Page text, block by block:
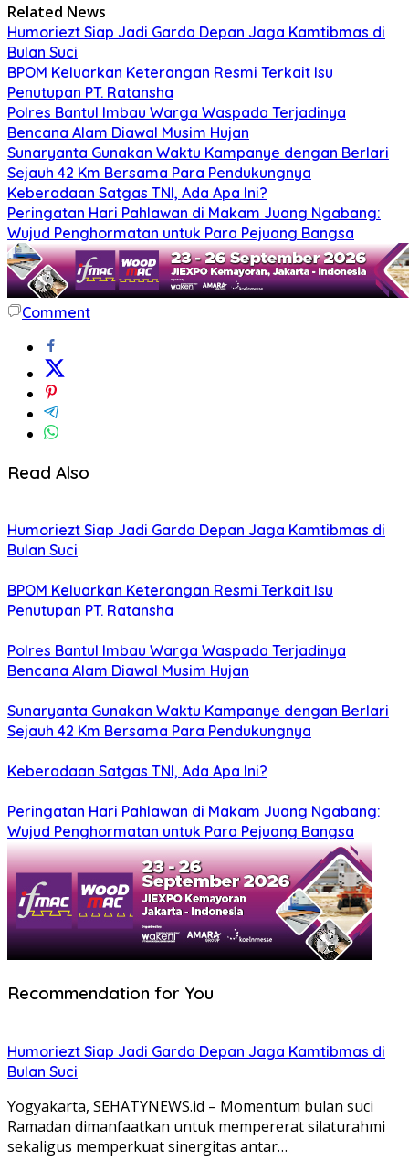
Related News
Humoriezt Siap Jadi Garda Depan Jaga Kamtibmas di
Bulan Suci
BPOM Keluarkan Keterangan Resmi Terkait Isu
Penutupan PT. Ratansha
Polres Bantul Imbau Warga Waspada Terjadinya
Bencana Alam Diawal Musim Hujan
Sunaryanta Gunakan Waktu Kampanye dengan Berlari
Sejauh 42 Km Bersama Para Pendukungnya
Keberadaan Satgas TNI, Ada Apa Ini?
Peringatan Hari Pahlawan di Makam Juang Ngabang:
Wujud Penghormatan untuk Para Pejuang Bangsa
Comment
Read Also
Humoriezt Siap Jadi Garda Depan Jaga Kamtibmas di
Bulan Suci
BPOM Keluarkan Keterangan Resmi Terkait Isu
Penutupan PT. Ratansha
Polres Bantul Imbau Warga Waspada Terjadinya
Bencana Alam Diawal Musim Hujan
Sunaryanta Gunakan Waktu Kampanye dengan Berlari
Sejauh 42 Km Bersama Para Pendukungnya
Keberadaan Satgas TNI, Ada Apa Ini?
Peringatan Hari Pahlawan di Makam Juang Ngabang:
Wujud Penghormatan untuk Para Pejuang Bangsa
Recommendation for You
Humoriezt Siap Jadi Garda Depan Jaga Kamtibmas di
Bulan Suci
Yogyakarta, SEHATYNEWS.id – Momentum bulan suci
Ramadan dimanfaatkan untuk mempererat silaturahmi
sekaligus memperkuat sinergitas antar…